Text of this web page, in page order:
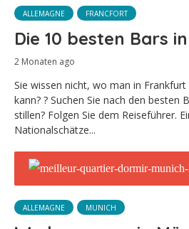
ALLEMAGNE FRANCFORT
Die 10 besten Bars
2 Monaten ago
Sie wissen nicht, wo man in
kann? ? Suchen Sie nach den besten
stillen? Folgen Sie dem Reiseführer.
Nationalschätze...
ALLEMAGNE MUNICH